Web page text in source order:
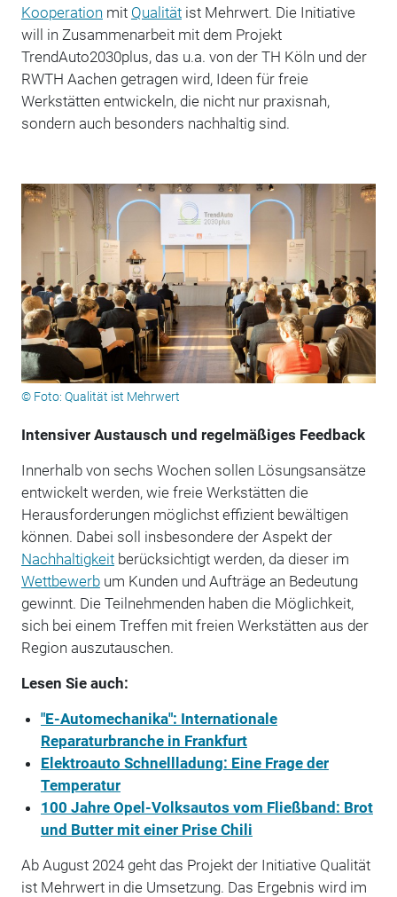
Kooperation mit Qualitätist Mehrwert. Die Initiative
will in Zusammenarbeit mit dem Projekt
TrendAuto2030plus, das u.a. von der TH Köln und der
RWTH Aachen getragen wird, Ideen für freie
Werkstätten entwickeln, die nicht nur praxisnah,
sondern auch besonders nachhaltig sind.
© Foto: Qualität ist Mehrwert
Intensiver Austausch und regelmäßiges Feedback
Innerhalb von sechs Wochen sollen Lösungsansätze
entwickelt werden, wie freie Werkstätten die
Herausforderungen möglichst effizient bewältigen
können. Dabei soll insbesondere der Aspekt der
Nachhaltigkeitberücksichtigt werden, da dieser im
Wettbewerbum Kunden und Aufträge an Bedeutung
gewinnt. Die Teilnehmenden haben die Möglichkeit,
sich bei einem Treffen mit freien Werkstätten aus der
Region auszutauschen.
Lesen Sie auch:
"E-Automechanika": Internationale
Reparaturbranche in Frankfurt
Elektroauto Schnellladung: Eine Frage der
Temperatur
100 Jahre Opel-Volksautos vom Fließband: Brot
und Butter mit einer Prise Chili
Ab August 2024 geht das Projekt der Initiative Qualität
ist Mehrwert in die Umsetzung. Das Ergebnis wird im